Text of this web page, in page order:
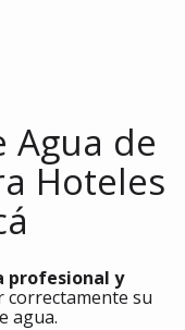
Agua de
Hoteles
profesional y
correctamente su
agua.